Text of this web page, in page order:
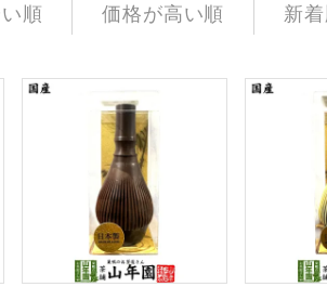
順 価格が高い順 新